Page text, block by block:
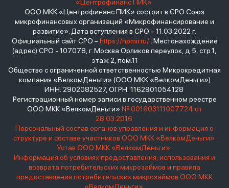
«Центрофинанс ПИК»
ООО МКК «Центрофинанс ПИК» состоит в СРО Союз
микрофинансовых организаций «Микрофинансирование и
развитие». Дата вступления в СРО – 11.03.2022 г.
Официальный сайт СРО –https://npmir.ru/. Местонахождение
(адрес) СРО - 107078, г. Москва Орликов переулок, д.5, стр.1,
этаж 2, пом.11
Общество с ограниченной ответственностью Микрокредитная
компания «ВелкомДеньги» (ООО МКК «ВелкомДеньги»)
ИНН: 2902082527, ОГРН: 1162901054128
Регистрационный номер записи в государственном реестре
ООО МКК «ВелкомДеньги» № 001603111007724 от
28.03.2016
Персональный состав органов управления и информация о
структуре и составе участников ООО МКК «ВелкомДеньги»
Устав ООО МКК «ВелкомДеньги»
Информация об условиях предоставления, использования и
возврата потребительских микрозаймов и правила
предоставления потребительских микрозаймов ООО МКК